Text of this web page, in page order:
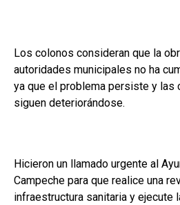
Los colonos consideran que la
autoridades municipales no ha
ya que el problema persiste y las
siguen deteriorándose.
Hicieron un llamado urgente al
Campeche para que realice una
infraestructura sanitaria y ejecute